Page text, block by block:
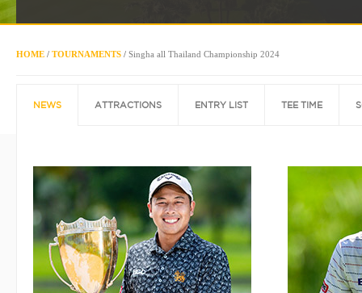
HOME / TOURNAMENTS / Singha all Thailand Championship 2024
NEWS ATTRACTIONS ENTRY LIST TEE TIME